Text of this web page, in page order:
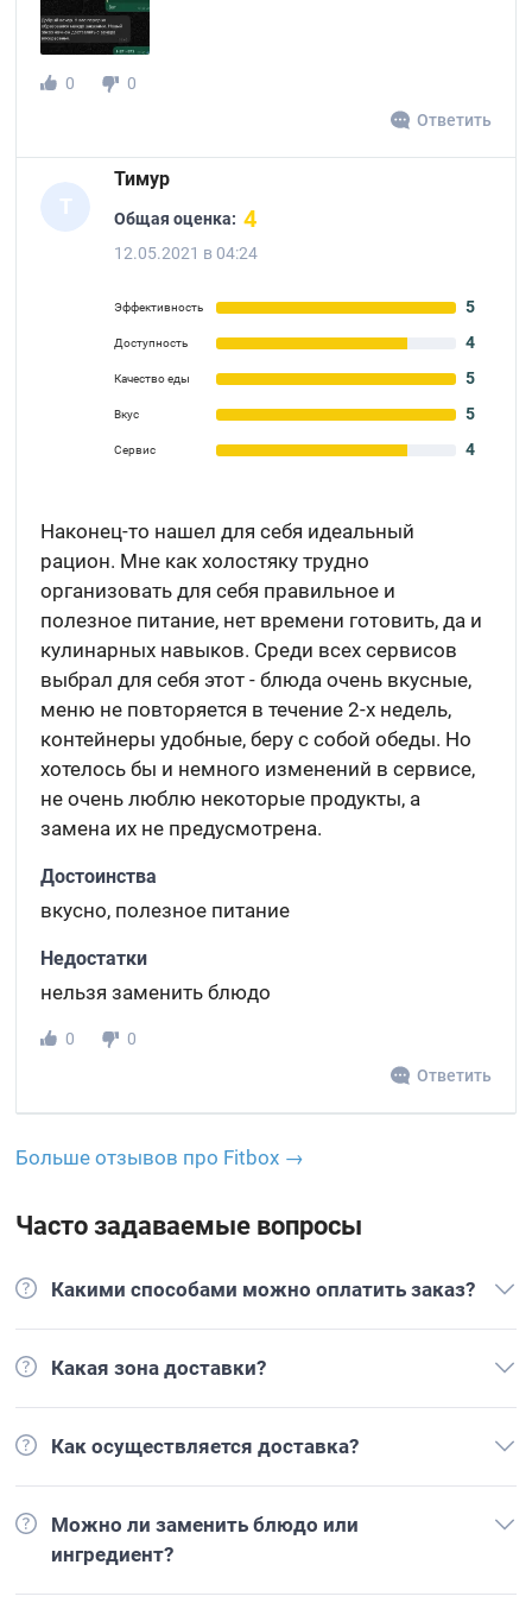
0
0
Ответить
Т
Тимур
Общая оценка: 4
12.05.2021 в 04:24
Эффективность 5
Доступность 4
Качество еды 5
Вкус 5
Сервис 4
Наконец-то нашел для себя идеальный
рацион. Мне как холостяку трудно
организовать для себя правильное и
полезное питание, нет времени готовить, да и
кулинарных навыков. Среди всех сервисов
выбрал для себя этот - блюда очень вкусные,
меню не повторяется в течение 2-х недель,
контейнеры удобные, беру с собой обеды. Но
хотелось бы и немного изменений в сервисе,
не очень люблю некоторые продукты, а
замена их не предусмотрена.
Достоинства
вкусно, полезное питание
Недостатки
нельзя заменить блюдо
0
0
Ответить
Больше отзывов про Fitbox →
Часто задаваемые вопросы
Какими способами можно оплатить заказ?
Какая зона доставки?
Как осуществляется доставка?
Можно ли заменить блюдо или
ингредиент?